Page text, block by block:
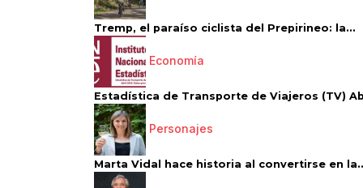
Tremp, el paraíso ciclista del Prepirineo: la...
Economía
Estadística de Transporte de Viajeros (TV)
Personajes
Marta Vidal hace historia al convertirse en